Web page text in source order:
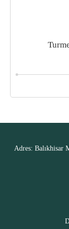
Adres: Balıkhisar